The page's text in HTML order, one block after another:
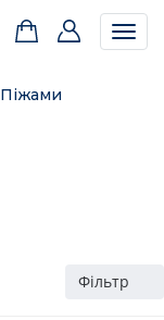
Піжами
Фільтр